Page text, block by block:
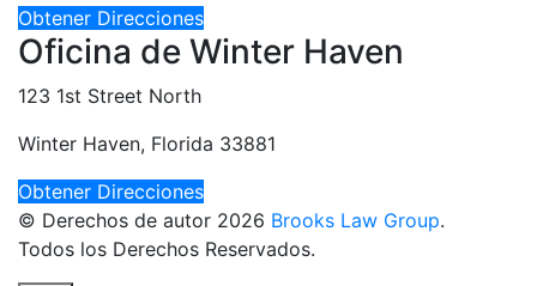
Obtener Direcciones
Oficina de Winter Haven
123 1st Street North
Winter Haven, Florida 33881
Obtener Direcciones
© Derechos de autor 2026 Brooks Law Group.
Todos los Derechos Reservados.